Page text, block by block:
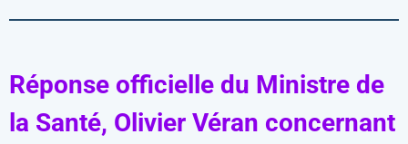
Réponse officielle du Ministre de
la Santé, Olivier Véran concernant